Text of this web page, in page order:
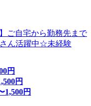
ご自宅から勤務先まで
ん活躍中☆未経験
円
円
1,500円